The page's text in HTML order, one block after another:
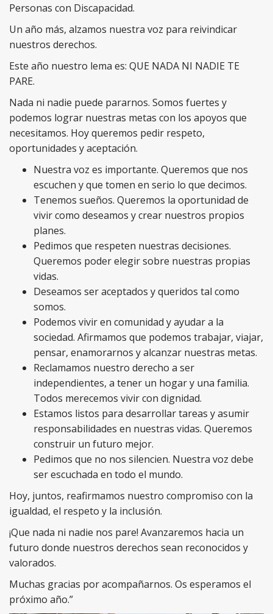
Personas con Discapacidad.
Un año más, alzamos nuestra voz para reivindicar
nuestros derechos.
Este año nuestro lema es: QUE NADA NI NADIE TE
PARE.
Nada ni nadie puede pararnos. Somos fuertes y
podemos lograr nuestras metas con los apoyos que
necesitamos. Hoy queremos pedir respeto,
oportunidades y aceptación.
Nuestra voz es importante. Queremos que nos
escuchen y que tomen en serio lo que decimos.
Tenemos sueños. Queremos la oportunidad de
vivir como deseamos y crear nuestros propios
planes.
Pedimos que respeten nuestras decisiones.
Queremos poder elegir sobre nuestras propias
vidas.
Deseamos ser aceptados y queridos tal como
somos.
Podemos vivir en comunidad y ayudar a la
sociedad. Afirmamos que podemos trabajar, viajar,
pensar, enamorarnos y alcanzar nuestras metas.
Reclamamos nuestro derecho a ser
independientes, a tener un hogar y una familia.
Todos merecemos vivir con dignidad.
Estamos listos para desarrollar tareas y asumir
responsabilidades en nuestras vidas. Queremos
construir un futuro mejor.
Pedimos que no nos silencien. Nuestra voz debe
ser escuchada en todo el mundo.
Hoy, juntos, reafirmamos nuestro compromiso con la
igualdad, el respeto y la inclusión.
¡Que nada ni nadie nos pare! Avanzaremos hacia un
futuro donde nuestros derechos sean reconocidos y
valorados.
Muchas gracias por acompañarnos. Os esperamos el
próximo año.”